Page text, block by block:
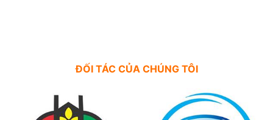
ĐỐI TÁC CỦA CHÚNG TÔI